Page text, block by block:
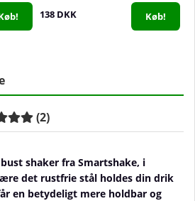
138 DKK Køb!
(2)
shaker fra Smartshake, i
det rustfrie stål holdes din drik
en betydeligt mere holdbar og